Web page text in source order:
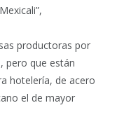
productoras por
pero que están
hotelería, de acero
el de mayor